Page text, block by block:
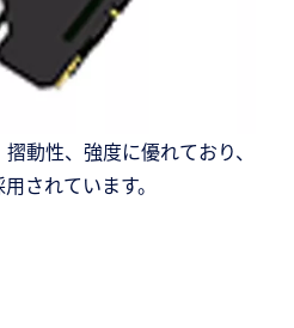
動性、強度に優れており、
されています。